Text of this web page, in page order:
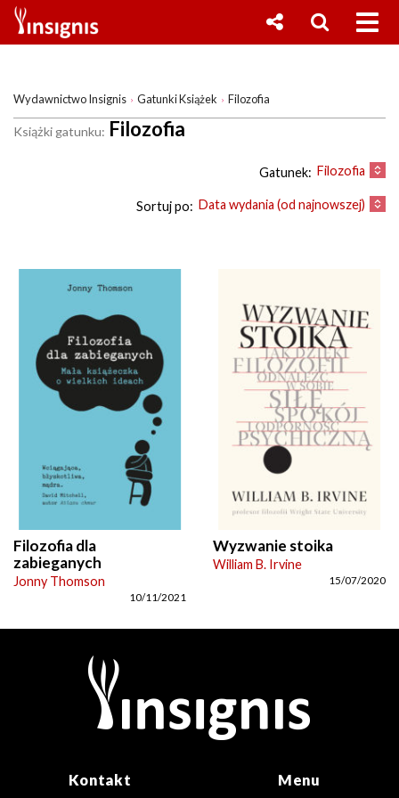
Wydawnictwo Insignis Gatunki Książek Filozofia
Książki gatunku: Filozofia
Gatunek: Filozofia
Sortuj po: Data wydania (od najnowszej)
Filozofia dla
zabieganych
Jonny Thomson
10/11/2021
Wyzwanie stoika
William B. Irvine
15/07/2020
Kontakt Menu